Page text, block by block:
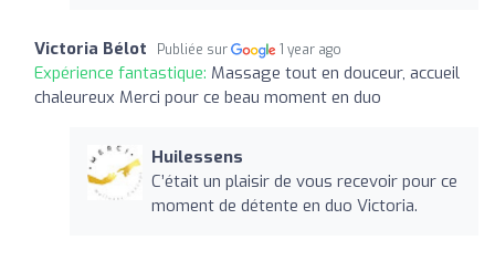
Victoria Bélot Publiée sur 1 year ago
Expérience fantastique: Massage tout en douceur, accueil
chaleureux Merci pour ce beau moment en duo
Huilessens
C’était un plaisir de vous recevoir pour ce
moment de détente en duo Victoria.